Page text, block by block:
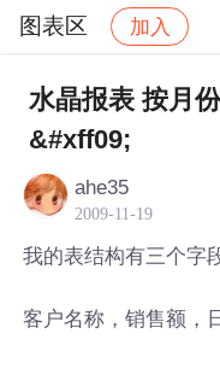
图表区 加入
社区 图表区
水晶报表 按月
&#xff09;
ahe35
2009-11-19
我的表结构有三个字
客户名称，销售额，